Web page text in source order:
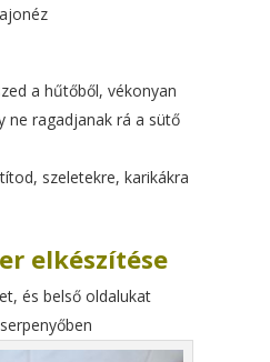
a hűtőből, vékonyan
ne ragadjanak rá a sütő
szeletekre, karikákra
elkészítése
és belső oldalukat